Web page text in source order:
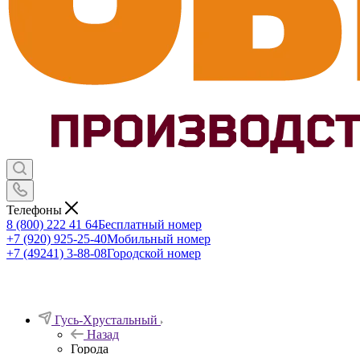
Телефоны
8 (800) 222 41 64Бесплатный номер
+7 (920) 925-25-40Мобильный номер
+7 (49241) 3-88-08Городской номер
Гусь-Хрустальный
Назад
Города